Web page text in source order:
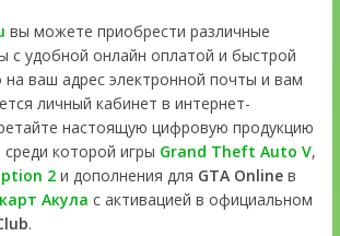
вы можете приобрести различные
с удобной онлайн оплатой и быстрой
ваш адрес электронной почты и вам
личный кабинет в интернет-
настоящую цифровую продукцию
среди которой игры Grand Theft Auto V,
2и дополнения для GTA Onlineв
карт Акула с активацией в официальном
.